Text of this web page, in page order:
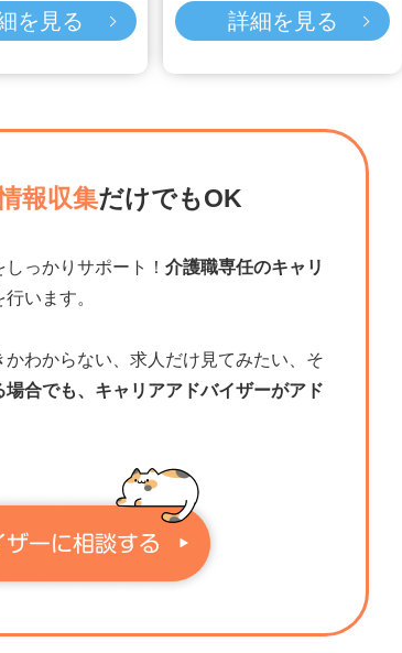
を見る 詳細を見る
報収集だけでもOK
っかりサポート！ 介護職専任のキャリ
行います。
わからない、求人だけ見てみたい、そ
合でも、キャリアアドバイザーがアド